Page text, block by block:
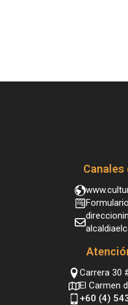
Carrera 30
El Carmen
+60 (4)